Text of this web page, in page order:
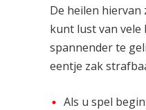
De heilen
kunt lust van
spannender te
eentje zak
Als u spel